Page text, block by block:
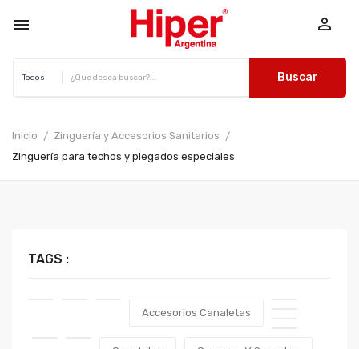
 
Buscar
Inicio
Zinguería y Accesorios Sanitarios
Zinguería para techos y plegados especiales
TAGS :
Accesorios Canaletas